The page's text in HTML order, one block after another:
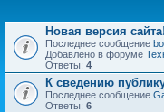
Новая версия сайта!
Последнее сообщение
Добавлено в форуме
Ответы: 4
К сведению
Последнее сообщение
Ответы: 6